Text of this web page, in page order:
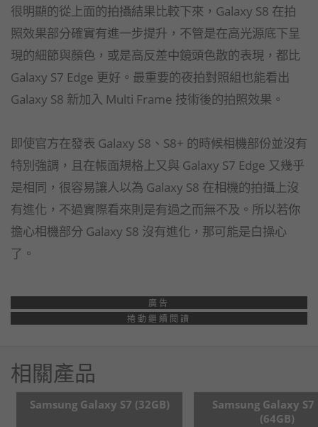
很明顯的從上面的拍攝結果比較下來，Galaxy S8 在拍
照效果部分確實有進一步提升，不管是在高光源底下呈
現的細節與顏色，或是高反差中鏡頭色散的表現，都比
Galaxy S7 Edge 更好。最重要的夜拍對照組也能看出
Galaxy S8 新加入 Multi Frame 技術後的拍照效果。
即使官方在發表 Galaxy S8、S8+ 的時候相機部份並沒有
特別強調，且在帳面規格上又與 Galaxy S7 Edge 又幾乎
是相同，很容易讓人以為 Galaxy S8 在相機的拍攝上沒
有進化，不過實際看來則是有過之而無不及。所以若你
擔心相機部分 Galaxy S8 沒有進化，那可能是白操心
了。
廣告
捲動繼續閱讀
相關產品
Samsung Galaxy S7 (32GB)
Samsung Galaxy S7
(64GB)